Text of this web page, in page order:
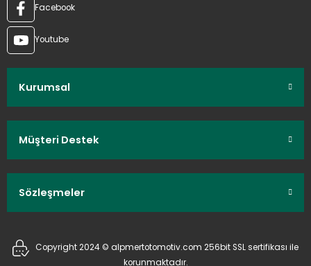
Facebook
Youtube
Kurumsal
Müşteri Destek
Sözleşmeler
Copyright 2024 © alpmertotomotiv.com 256bit SSL sertifikası ile
korunmaktadır.